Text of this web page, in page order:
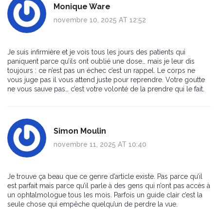
Monique Ware
novembre 10, 2025 AT 12:52
Je suis infirmière et je vois tous les jours des patients qui
paniquent parce qu’ils ont oublié une dose… mais je leur dis
toujours : ce n’est pas un échec c’est un rappel. Le corps ne
vous juge pas il vous attend juste pour reprendre. Votre goutte
ne vous sauve pas… c’est votre volonté de la prendre qui le fait.
Simon Moulin
novembre 11, 2025 AT 10:40
Je trouve ça beau que ce genre d’article existe. Pas parce qu’il
est parfait mais parce qu’il parle à des gens qui n’ont pas accès à
un ophtalmologue tous les mois. Parfois un guide clair c’est la
seule chose qui empêche quelqu’un de perdre la vue.